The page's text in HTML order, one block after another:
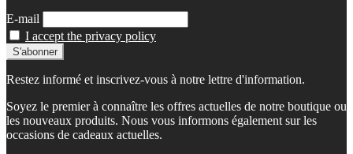
E-mail
I accept the privacy policy
Restez informé et inscrivez-vous à notre lettre d'information.
Soyez le premier à connaître les offres actuelles de notre boutique ou
les nouveaux produits. Nous vous informons également sur les
occasions de cadeaux actuelles.